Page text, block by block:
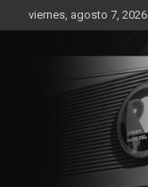
al
viernes, agosto 7, 2026